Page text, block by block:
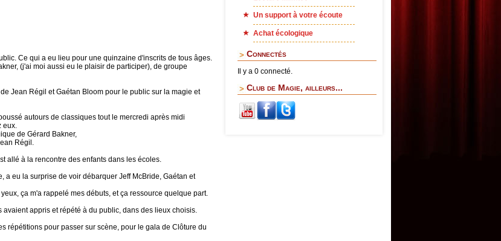
Ce qui a eu lieu pour une quinzaine d'inscrits de tous âges.
(j'ai moi aussi eu le plaisir de participer), de groupe
Jean Régil et Gaétan Bloom pour le public sur la magie et
autours de classiques tout le mercredi après midi
eux.
de Gérard Bakner,
Régil.
allé à la rencontre des enfants dans les écoles.
a eu la surprise de voir débarquer Jeff McBride, Gaétan et
ça m'a rappelé mes débuts, et ça ressource quelque part.
appris et répété à du public, dans des lieux choisis.
répétitions pour passer sur scène, pour le gala de Clôture du
Un support à votre écoute
Achat écologique
Connectés
Il y a 0 connecté.
Club de Magie, ailleurs...